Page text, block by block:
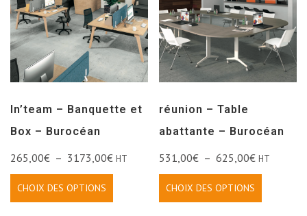
In’team – Banquette et
Box – Burocéan
265,00€ – 3173,00€ HT
CHOIX DES OPTIONS
réunion – Table
abattante – Burocéan
531,00€ – 625,00€ HT
CHOIX DES OPTIONS